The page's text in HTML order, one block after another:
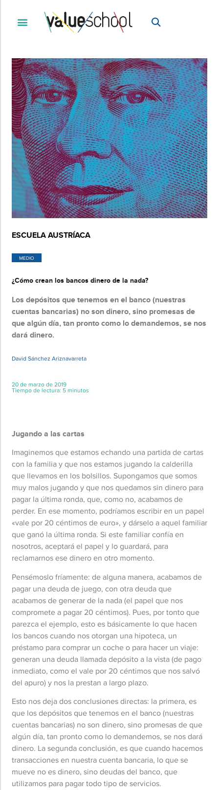
ESCUELA AUSTRÍACA
MEDIO
¿Cómo crean los bancos dinero de la nada?
Los depósitos que tenemos en el banco (nuestras
cuentas bancarias) no son dinero, sino promesas de
que algún día, tan pronto como lo demandemos, se nos
dará dinero.
David Sánchez Ariznavarreta
20 de marzo de 2019
Tiempo de lectura: 5 minutos
Jugando a las cartas
Imaginemos que estamos echando una partida de cartas
con la familia y que nos estamos jugando la calderilla
que llevamos en los bolsillos. Supongamos que somos
muy malos jugando y que nos quedamos sin dinero para
pagar la última ronda, que, como no, acabamos de
perder. En ese momento, podríamos escribir en un papel
«vale por 20 céntimos de euro», y dárselo a aquel familiar
que ganó la última ronda. Si este familiar confía en
nosotros, aceptará el papel y lo guardará, para
reclamarnos ese dinero en otro momento.
Pensémoslo fríamente: de alguna manera, acabamos de
pagar una deuda de juego, con otra deuda que
acabamos de generar de la nada (el papel que nos
compromete a pagar 20 céntimos). Pues, por tonto que
parezca el ejemplo, esto es básicamente lo que hacen
los bancos cuando nos otorgan una hipoteca, un
préstamo para comprar un coche o para hacer un viaje:
generan una deuda llamada depósito a la vista (de pago
inmediato, como el vale por 20 céntimos que nos salvó
del apuro) y nos la prestan a largo plazo.
Esto nos deja dos conclusiones directas: la primera, es
que los depósitos que tenemos en el banco (nuestras
cuentas bancarias) no son dinero, sino promesas de que
algún día, tan pronto como lo demandemos, se nos dará
dinero. La segunda conclusión, es que cuando hacemos
transacciones en nuestra cuenta bancaria, lo que se
mueve no es dinero, sino deudas del banco, que
utilizamos para pagar todo tipo de servicios.